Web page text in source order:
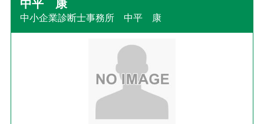
中平 康
中小企業診断士事務所 中平 康